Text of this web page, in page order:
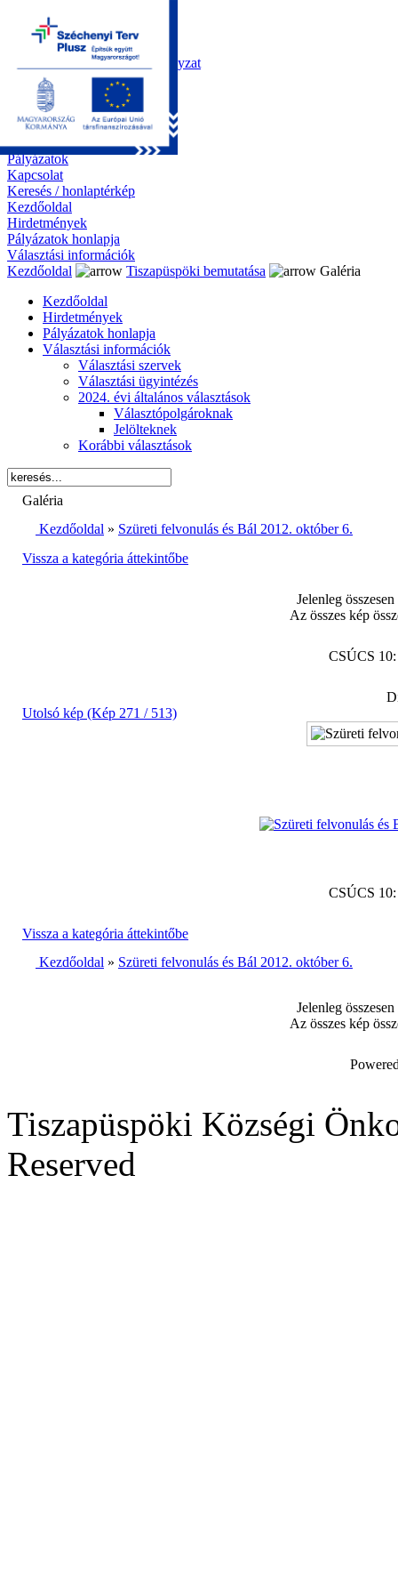
Kezdőoldal
Önkormányzat
Polgármesteri Hivatal
Roma Nemzetiségi Önkormányzat
Elektronikus ügyintézés
Közérdekű információk
Tiszapüspöki bemutatása
Galéria
Díjazottaink
Pályázatok
Kapcsolat
Keresés / honlaptérkép
Kezdőoldal
Hirdetmények
Pályázatok honlapja
Választási információk
Kezdőoldal
Tiszapüspöki bemutatása
Galéria
Kezdőoldal
Hirdetmények
Pályázatok honlapja
Választási információk
Választási szervek
Választási ügyintézés
2024. évi általános választások
Választópolgároknak
Jelölteknek
Korábbi választások
Galéria
Kezdőoldal » Szüreti felvonulás és Bál 2012. október 6.
Vissza a kategória áttekintőbe
Jelenleg
Az összes kép
CSÚCS
Utolsó kép (Kép 271 / 513)
CSÚCS
Vissza a kategória áttekintőbe
Kezdőoldal » Szüreti felvonulás és Bál 2012. október 6.
Jelenleg
Az összes kép
Tiszapüspöki Községi
Reserved